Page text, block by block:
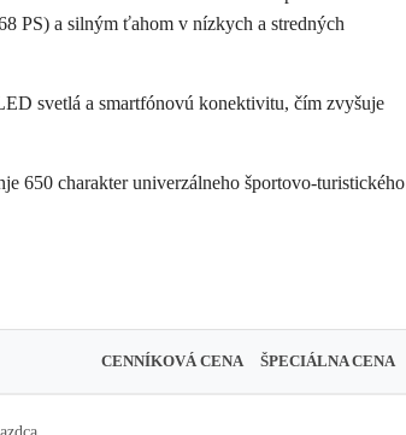
PS) a silným ťahom v nízkych a stredných
svetlá a smartfónovú konektivitu, čím zvyšuje
650 charakter univerzálneho športovo-turistického
CENNÍKOVÁ CENA ŠPECIÁLNA CENA